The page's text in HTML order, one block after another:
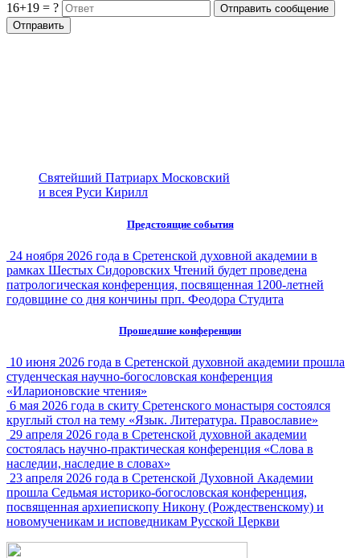
16+19 = ?
Святейший Патриарх Московский
и всея Руси Кирилл
Предстоящие события
24 ноября 2026 года в Сретенской духовной академии в
рамках Шестых Сидоровских Чтений будет проведена
патрологическая конференция, посвященная 1200-летней
годовщине со дня кончины прп. Феодора Студита
Прошедшие конференции
10 июня 2026 года в Сретенской духовной академии прошла
студенческая научно-богословская конференция
«Иларионовские чтения»
6 мая 2026 года в скиту Сретенского монастыря состоялся
круглый стол на тему «Язык. Литература. Православие»
29 апреля 2026 года в Сретенской духовной академии
состоялась научно-практическая конференция «Слова в
наследии, наследие в словах»
23 апреля 2026 года в Сретенской Духовной Академии
прошла Седьмая историко-богословская конференция,
посвященная архиепископу Никону (Рождественскому) и
новомученикам и исповедникам Русской Церкви